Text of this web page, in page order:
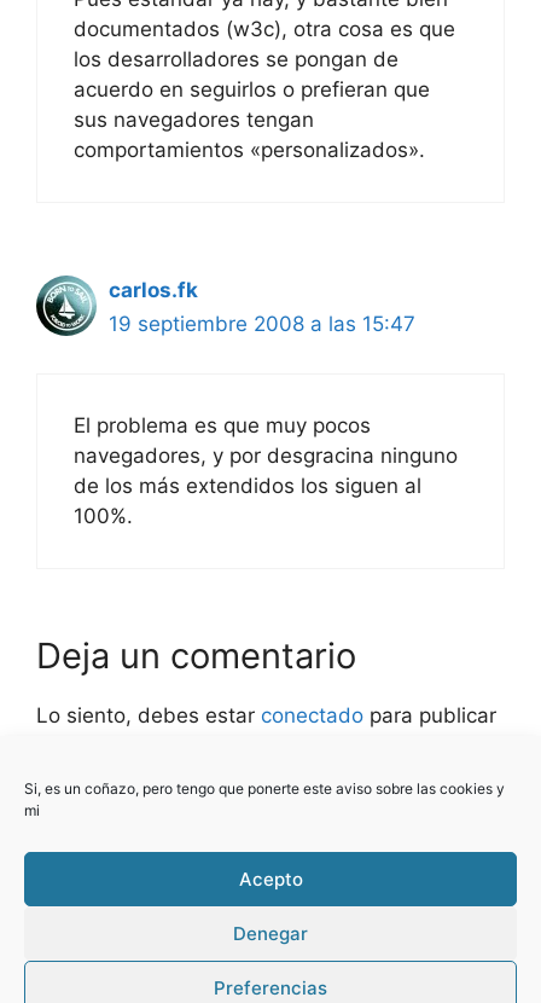
Si, es un coñazo, pero tengo que ponerte este aviso sobre las cookies y
mi
Acepto
Denegar
Preferencias
documentados (w3c), otra cosa es que
los desarrolladores se pongan de
acuerdo en seguirlos o prefieran que
sus navegadores tengan
comportamientos «personalizados».
carlos.fk
19 septiembre 2008 a las 15:47
El problema es que muy pocos
navegadores, y por desgracina ninguno
de los más extendidos los siguen al
100%.
Deja un comentario
Lo siento, debes estar conectado para publicar
Este sitio usa Akismet para reducir el spam.